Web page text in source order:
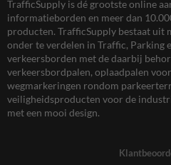
TrafficSupply is dé grootste online
informatieborden en meer dan
producten. TrafficSupply bestaat uit
onder te verdelen in Traffic, Parking
verkeersborden met de daarbij
verkeersbordpalen, oplaadpalen
wegmarkeringen rondom
veiligheidsproducten voor de
met een mooi design.